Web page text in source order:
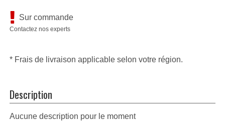
Sur commande
Contactez nos experts
* Frais de livraison applicable selon votre région.
Description
Aucune description pour le moment